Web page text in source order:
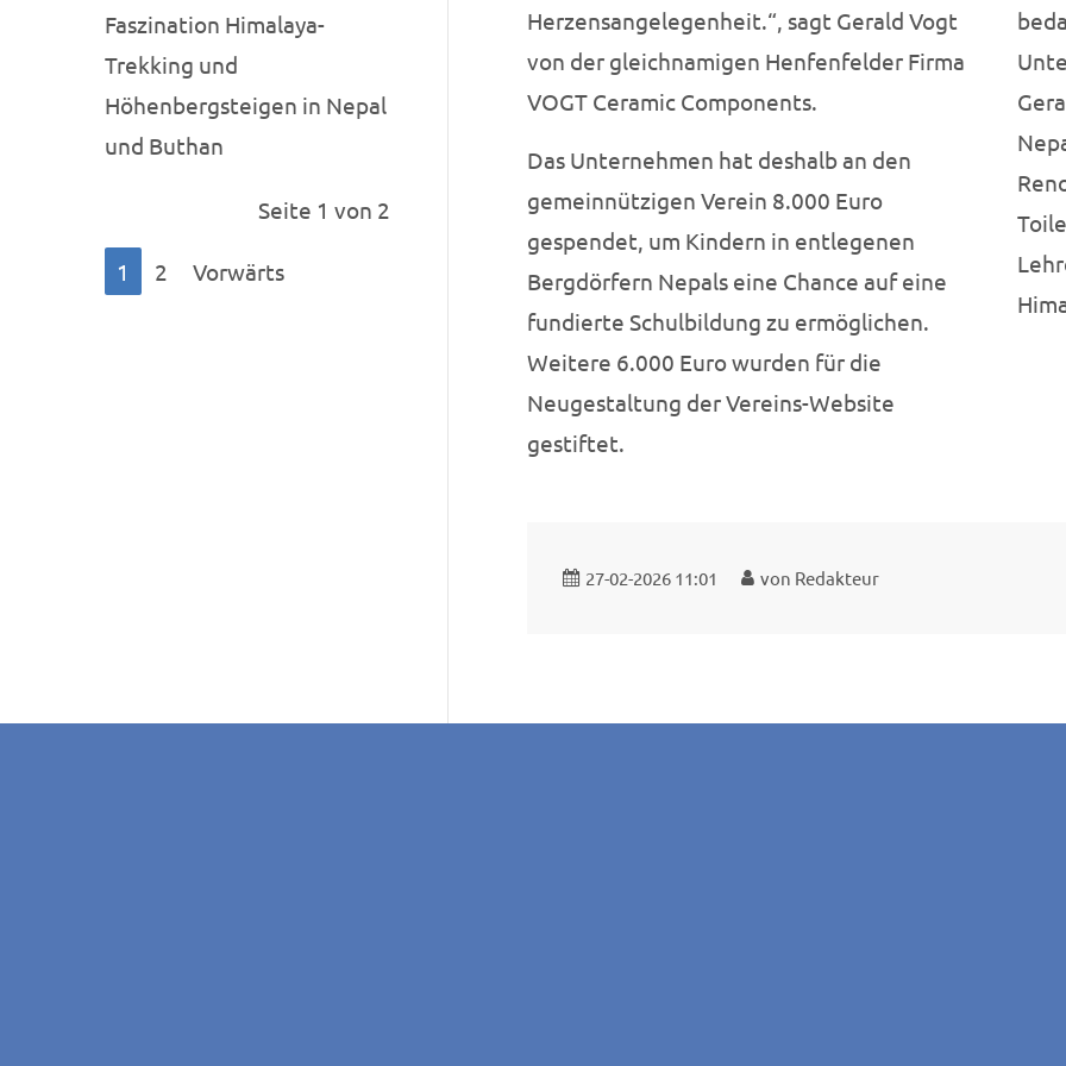
Herzensangelegenheit.“, sagt Gerald Vogt
von der gleichnamigen Henfenfelder Firma
VOGT Ceramic Components.
Das Unternehmen hat deshalb an den
gemeinnützigen Verein 8.000 Euro
gespendet, um Kindern in entlegenen
Bergdörfern Nepals eine Chance auf eine
fundierte Schulbildung zu ermöglichen.
Weitere 6.000 Euro wurden für die
Neugestaltung der Vereins-Website
gestiftet.
27-02-2026 11:01 von Redakteur
Faszination Himalaya-
Trekking und
Höhenbergsteigen in Nepal
und Buthan
Seite 1 von 2
1 2 Vorwärts
Mittelweg 30a